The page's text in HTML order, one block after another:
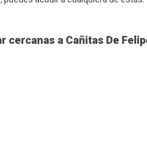
a Cañitas De